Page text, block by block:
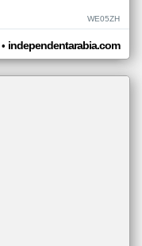
WE05ZH
• independentarabia.com